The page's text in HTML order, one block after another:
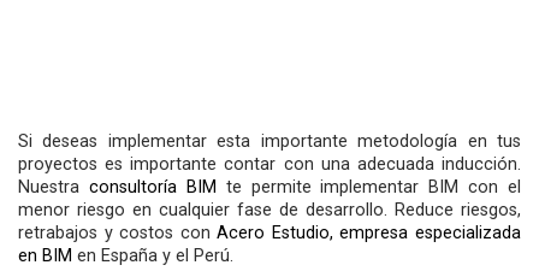
Si deseas implementar esta importante metodología en tus
proyectos es importante contar con una adecuada inducción.
Nuestra consultoría BIM te permite implementar BIM con el
menor riesgo en cualquier fase de desarrollo. Reduce riesgos,
retrabajos y costos conAcero Estudio, empresa especializada
en BIM en España y el Perú.